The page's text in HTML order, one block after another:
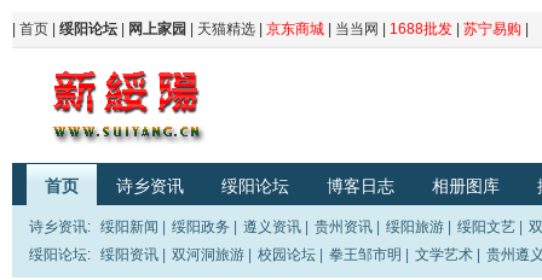
首页 绥阳论坛 网上家园 天猫精选 京东商城 当当网 1688批发 苏宁易购
首页 诗乡资讯 绥阳论坛 博客日志 相册图库
诗乡资讯: 绥阳新闻 绥阳政务 遵义资讯 贵州资讯 绥阳旅游 绥阳文艺
绥阳论坛: 绥阳资讯 | 双河洞旅游 | 校园论坛 | 拳王邹市明 | 文学艺术 | 贵州遵